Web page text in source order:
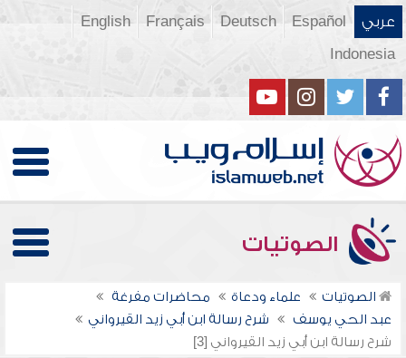
عربي Español
Deutsch
Français
English
Indonesia
الصوتيات
الصوتيات علماء ودعاة
محاضرات مفرغة
عبد الحي يوسف
شرح رسالة ابن أبي زيد القيرواني
شرح رسالة ابن أبي زيد القيرواني [3]